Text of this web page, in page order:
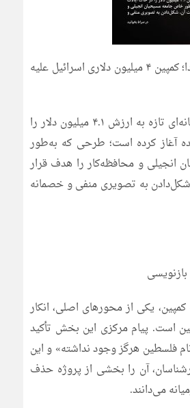
مسیحیت و پروپاگاندا؛ کمپین ۴ میلیون دلاری اسرائیل علیه
تل‌آویو یک طرح رسانه‌ای تازه به ارزش ۴.۱ میلیون دلار را
آغاز کرده است؛ طرحی که به‌طور
انجیلی و محافظه‌کار را هدف قرار
به تصویری منفی و خصمانه
کمپین، یکی از محورهای اصلی، انکار
است. پیام مرکزی این بخش تأکید
فلسطین هرگز وجود نداشته» و این
آن را بخشی از پروژه حذف
می‌دانند.